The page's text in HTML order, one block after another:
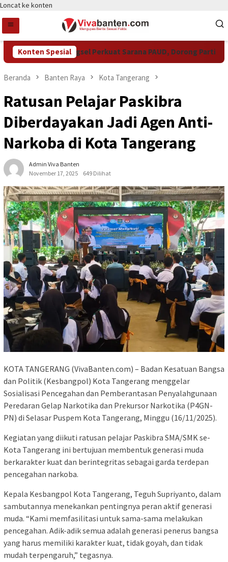
Loncat ke konten
Konten Spesial
Pemkot Tangsel Perkuat Sarana PAUD, Dorong Partisipasi
Beranda Banten Raya Kota Tangerang
Ratusan Pelajar Paskibra
Diberdayakan Jadi Agen Anti-
Narkoba di Kota Tangerang
Admin Viva Banten
November 17, 2025
649 Dilihat
KOTA TANGERANG (VivaBanten.com) – Badan Kesatuan Bangsa
dan Politik (Kesbangpol) Kota Tangerang menggelar
Sosialisasi Pencegahan dan Pemberantasan Penyalahgunaan
Peredaran Gelap Narkotika dan Prekursor Narkotika (P4GN-
PN) di Selasar Puspem Kota Tangerang, Minggu (16/11/2025).
Kegiatan yang diikuti ratusan pelajar Paskibra SMA/SMK se-
Kota Tangerang ini bertujuan membentuk generasi muda
berkarakter kuat dan berintegritas sebagai garda terdepan
pencegahan narkoba.
Kepala Kesbangpol Kota Tangerang, Teguh Supriyanto, dalam
sambutannya menekankan pentingnya peran aktif generasi
muda. “Kami memfasilitasi untuk sama-sama melakukan
pencegahan. Adik-adik semua adalah generasi penerus bangsa
yang harus memiliki karakter kuat, tidak goyah, dan tidak
mudah terpengaruh,” tegasnya.